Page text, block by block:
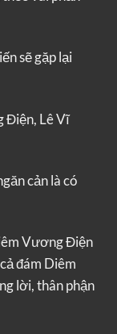
sẽ gặp lại
Điện, Lê Vĩ
cản là có
Vương Điện
đám Diêm
lời, thân phận